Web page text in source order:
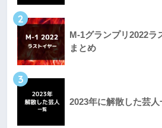
2
M-1グランプリ2022ラ
まとめ
3
2023年に解散した芸人